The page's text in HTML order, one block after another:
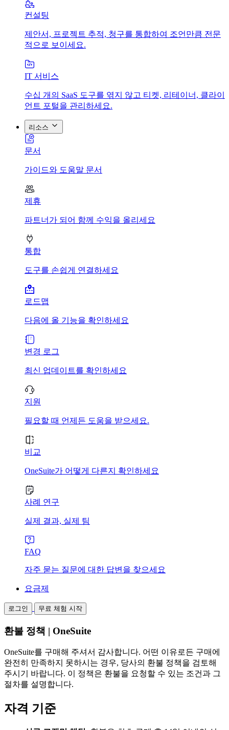
컨설팅
제안서, 프로젝트 추적, 청구를 통합하여 조언만큼 전문
적으로 보이세요.
IT 서비스
수십 개의 SaaS 도구를 엮지 않고 티켓, 리테이너, 클라이
언트 포털을 관리하세요.
리소스
문서
가이드와 도움말 문서
제휴
파트너가 되어 함께 수익을 올리세요
통합
도구를 손쉽게 연결하세요
로드맵
다음에 올 기능을 확인하세요
변경 로그
최신 업데이트를 확인하세요
지원
필요할 때 언제든 도움을 받으세요.
비교
OneSuite가 어떻게 다른지 확인하세요
사례 연구
실제 결과, 실제 팀
FAQ
자주 묻는 질문에 대한 답변을 찾으세요
요금제
로그인 무료 체험 시작
환불 정책 | OneSuite
OneSuite를 구매해 주셔서 감사합니다. 어떤 이유로든 구매에
완전히 만족하지 못하시는 경우, 당사의 환불 정책을 검토해
주시기 바랍니다. 이 정책은 환불을 요청할 수 있는 조건과 그
절차를 설명합니다.
자격 기준